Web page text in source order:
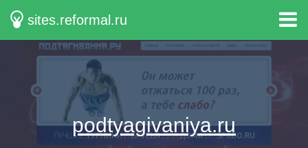
sites.reformal.ru
podtyagivaniya.ru